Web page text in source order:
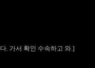
. 가서 확인 수속하고 와.]